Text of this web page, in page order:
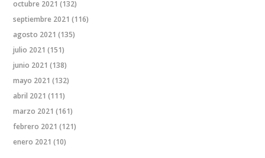
octubre 2021 (132)
septiembre 2021 (116)
agosto 2021 (135)
julio 2021 (151)
junio 2021 (138)
mayo 2021 (132)
abril 2021 (111)
marzo 2021 (161)
febrero 2021 (121)
enero 2021 (10)